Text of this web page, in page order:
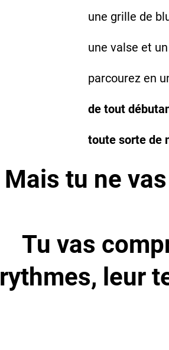
une grille de
une valse et
parcourez en
de tout
toute sorte de
Mais tu ne
Tu vas
rythmes, leur